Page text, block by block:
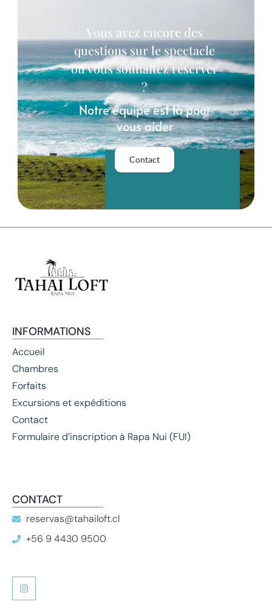
Vous avez encore des
questions sur le spectacle
ou vous souhaitez réserver
?
Notre équipe est là pour
vous aider
Contact
INFORMATIONS
Accueil
Chambres
Forfaits
Excursions et expéditions
Contact
Formulaire d’inscription à Rapa Nui (FUI)
CONTACT
reservas@tahailoft.cl
+56 9 4430 9500
I
n
s